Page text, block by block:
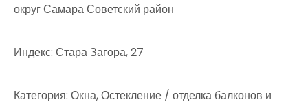
округ Самара Советский район
Индекс: Стара Загора, 27
Категория: Окна, Остекление / отделка балконов и